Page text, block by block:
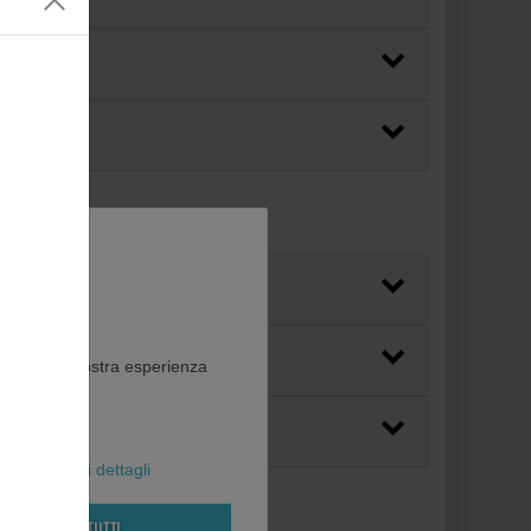
e la vostra esperienza
Maggiori dettagli